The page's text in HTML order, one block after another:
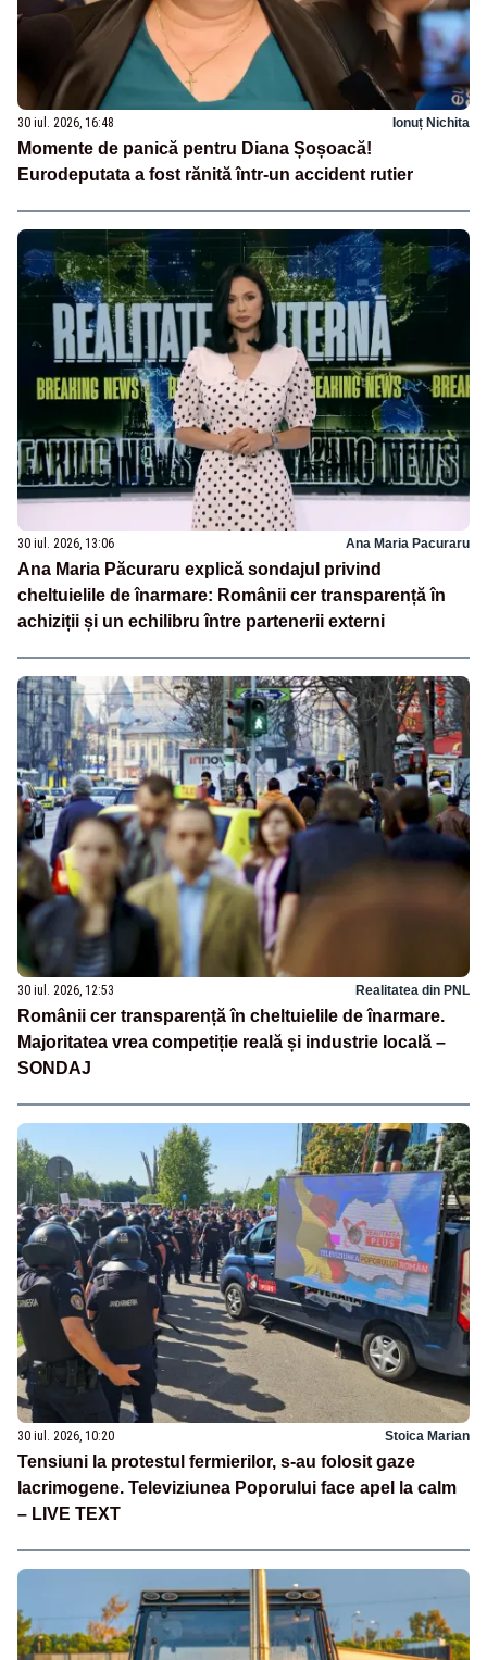
30 iul. 2026, 16:48 Ionuț Nichita
Momente de panică pentru Diana Șoșoacă!
Eurodeputata a fost rănită într-un accident rutier
30 iul. 2026, 13:06 Ana Maria Pacuraru
Ana Maria Păcuraru explică sondajul privind
cheltuielile de înarmare: Românii cer transparență în
achiziții și un echilibru între partenerii externi
30 iul. 2026, 12:53 Realitatea din PNL
Românii cer transparență în cheltuielile de înarmare.
Majoritatea vrea competiție reală și industrie locală –
SONDAJ
30 iul. 2026, 10:20 Stoica Marian
Tensiuni la protestul fermierilor, s-au folosit gaze
lacrimogene. Televiziunea Poporului face apel la calm
– LIVE TEXT